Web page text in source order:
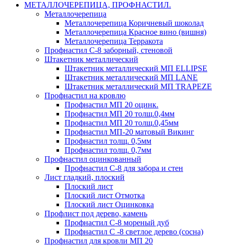
МЕТАЛЛОЧЕРЕПИЦА, ПРОФНАСТИЛ.
Металлочерепица
Металлочерепица Коричневый шоколад
Металлочерепица Красное вино (вишня)
Металлочерепица Терракота
Профнастил С-8 заборный, стеновой
Штакетник металлический
Штакетник металлический МП ELLIPSE
Штакетник металлический МП LАNE
Штакетник металлический МП TRAPEZE
Профнастил на кровлю
Профнастил МП 20 оцинк.
Профнастил МП 20 толщ.0,4мм
Профнастил МП 20 толщ.0,45мм
Профнастил МП-20 матовый Викинг
Профнастил толщ. 0,5мм
Профнастил толщ. 0,7мм
Профнастил оцинкованный
Профнастил С-8 для забора и стен
Лист гладкий, плоский
Плоский лист
Плоский лист Отмотка
Плоский лист Оцинковка
Профлист под дерево, камень
Профнастил С-8 мореный дуб
Профнастил С -8 светлое дерево (сосна)
Профнастил для кровли МП 20